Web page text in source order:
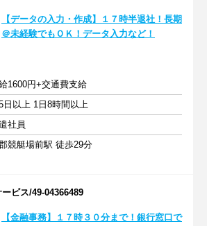
【データの入力・作成】１７時半退社！長期
＠未経験でもＯＫ！データ入力など！
1600円+交通費支給
日以上 1日8時間以上
社員
競艇場前駅 徒歩29分
ビス/49-04366489
【金融事務】１７時３０分まで！銀行窓口で